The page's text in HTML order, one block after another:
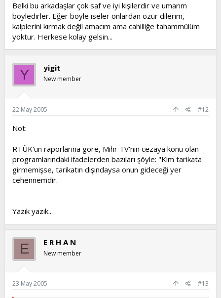
Belki bu arkadaşlar çok saf ve iyi kişilerdir ve umarım
böyledirler. Eğer böyle iseler onlardan özür dilerim,
kalplerini kırmak değil amacım ama cahilliğe tahammülüm
yoktur. Herkese kolay gelsin...
Y yigit
New member
22 May 2005 #12
Not:
RTÜK'ün raporlarına göre, Mihr TV'nin cezaya konu olan
programlarındaki ifadelerden bazıları şöyle: "Kim tarikata
girmemişse, tarikatın dışındaysa onun gideceği yer
cehennemdir.
Yazık yazık...
E E R H A N
New member
23 May 2005 #13